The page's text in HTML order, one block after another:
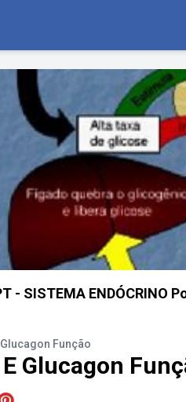
- SISTEMA ENDÓCRINO
Glucagon Função
Glucagon